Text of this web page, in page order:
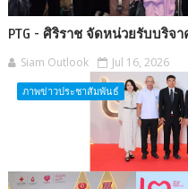
PTG - ศิริราช จัดหน่วยรับบริจ
Siam Outlook Jul 16, 2026
ภาพข่าวประชาสัมพันธ์